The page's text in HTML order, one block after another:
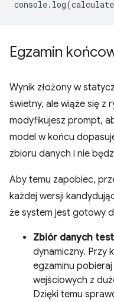
console. log(
Egzamin
Wynik złożony w
świetny, ale wiąże się z
modyfikujesz prompt,
model w końcu
zbioru danych i nie
Aby temu zapobiec,
każdej wersji
że system jest gotowy
Zbiór danych
dynamiczny. Przy
egzaminu
wejściowych z
Dzięki temu